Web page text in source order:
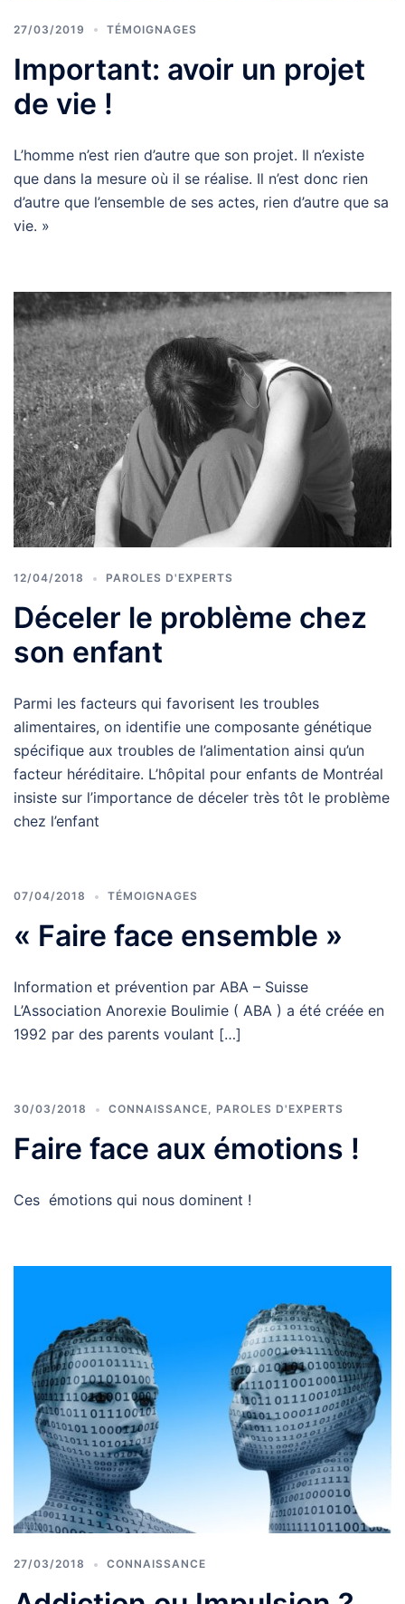
27/03/2019 TÉMOIGNAGES
Important: avoir un projet
de vie !
L’homme n’est rien d’autre que son projet. Il n’existe
que dans la mesure où il se réalise. Il n’est donc rien
d’autre que l’ensemble de ses actes, rien d’autre que sa
vie. »
12/04/2018 PAROLES D'EXPERTS
Déceler le problème chez
son enfant
Parmi les facteurs qui favorisent les troubles
alimentaires, on identifie une composante génétique
spécifique aux troubles de l’alimentation ainsi qu’un
facteur héréditaire. L’hôpital pour enfants de Montréal
insiste sur l’importance de déceler très tôt le problème
chez l’enfant
07/04/2018 TÉMOIGNAGES
« Faire face ensemble »
Information et prévention par ABA – Suisse
L’Association Anorexie Boulimie ( ABA ) a été créée en
1992 par des parents voulant […]
30/03/2018 CONNAISSANCE, PAROLES D'EXPERTS
Faire face aux émotions !
Ces émotions qui nous dominent !
27/03/2018 CONNAISSANCE